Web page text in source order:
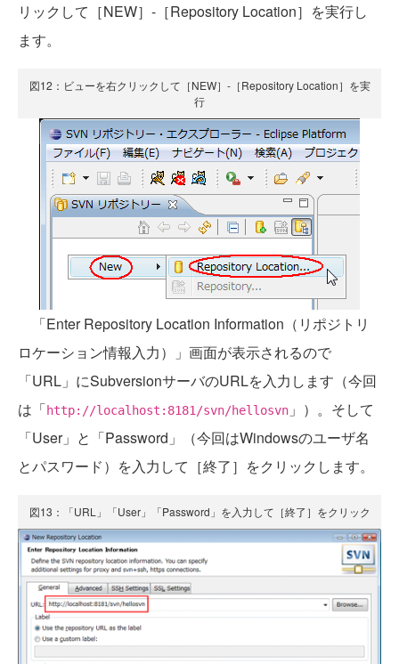
リックして［NEW］-［Repository Location］を実行し
ます。
図12：ビューを右クリックして［NEW］-［Repository Location］を実
行
「Enter Repository Location Information（リポジトリ
ロケーション情報入力）」画面が表示されるので
「URL」にSubversionサーバのURLを入力します（今回
は「http://localhost:8181/svn/hellosvn 」）。そして
「User」と「Password」（今回はWindowsのユーザ名
とパスワード）を入力して［終了］をクリックします。
図13：「URL」「User」「Password」を入力して［終了］をクリック